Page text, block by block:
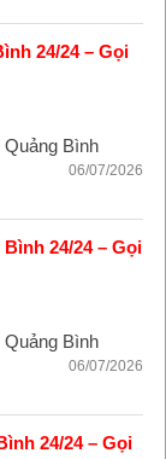
24/24 – Gọi
Bình
06/07/2026
24/24 – Gọi
Bình
06/07/2026
24/24 – Gọi